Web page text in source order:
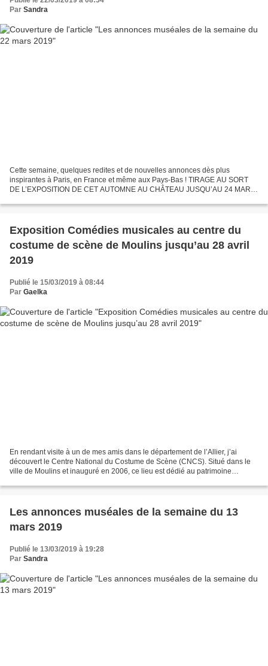
Par Sandra
Cette semaine, quelques redites et de nouvelles annonces dès plus
inspirantes à Paris, en France et même aux Pays-Bas ! TIRAGE AU SORT
DE L’EXPOSITION DE CET AUTOMNE AU CHÂTEAU JUSQU’AU 24 MARS
Exposition Comédies musicales au centre du
costume de scène de Moulins jusqu’au 28 avril
2019
Publié le 15/03/2019 à 08:44
Par Gaelka
En rendant visite à un de mes amis dans le département de l’Allier, j’ai
découvert le Centre National du Costume de Scène (CNCS). Situé dans le
ville de Moulins et inauguré en 2006, ce lieu est dédié au patrimoine
Les annonces muséales de la semaine du 13
mars 2019
Publié le 13/03/2019 à 19:28
Par Sandra